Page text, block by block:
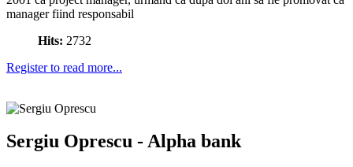
manager fiind responsabil
Hits: 2732
Register to read more...
Sergiu Oprescu - Alpha bank